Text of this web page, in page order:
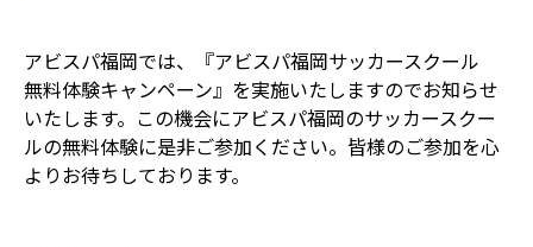
アビスパ福岡では、『アビスパ福岡サッカースクール
無料体験キャンペーン』を実施いたしますのでお知らせ
いたします。この機会にアビスパ福岡のサッカースクー
ルの無料体験に是非ご参加ください。皆様のご参加を心
よりお待ちしております。